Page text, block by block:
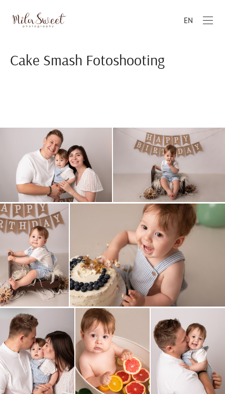
EN
Cake Smash Fotoshooting